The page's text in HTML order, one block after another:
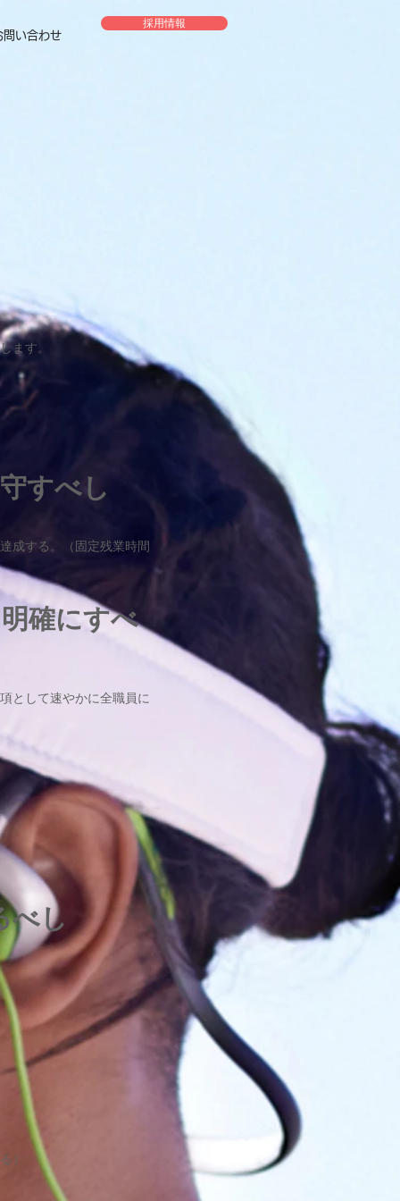
問い合わせ
採用情報
ます。
すべし
成する。（固定残業時間
確にすべ
として速やかに全職員に
べし
）